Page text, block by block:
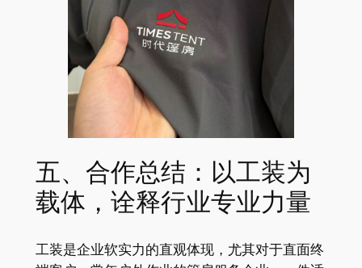
五、合作总结：以工装为
载体，诠释行业专业力量
工装是企业软实力的直观体现，尤其对于直面终